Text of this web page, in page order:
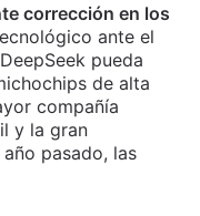
corrección en los
ante el
pueda
de alta
compañía
y la gran
pasado, las